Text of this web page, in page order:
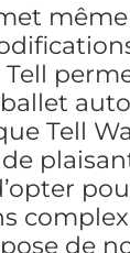
Tell
Tell
de